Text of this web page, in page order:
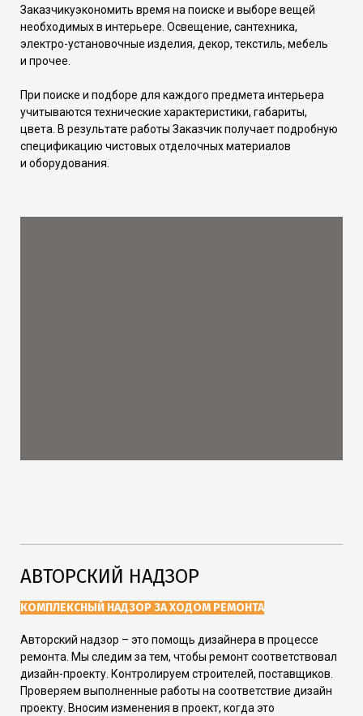
Заказчикуэкономить время на поиске и выборе вещей
необходимых в интерьере. Освещение, сантехника,
электро-установочные изделия, декор, текстиль, мебель
и прочее.
При поиске и подборе для каждого предмета интерьера
учитываются технические характеристики, габариты,
цвета. В результате работы Заказчик получает подробную
спецификацию чистовых отделочных материалов
и оборудования.
АВТОРСКИЙ НАДЗОР
КОМПЛЕКСНЫЙ НАДЗОР ЗА ХОДОМ РЕМОНТА
Авторский надзор – это помощь дизайнера в процессе
ремонта. Мы следим за тем, чтобы ремонт соответствовал
дизайн-проекту. Контролируем строителей, поставщиков.
Проверяем выполненные работы на соответствие дизайн
проекту. Вносим изменения в проект, когда это